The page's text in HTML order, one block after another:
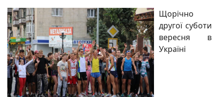
Щорічно
другої суботи
вересня в
Україні